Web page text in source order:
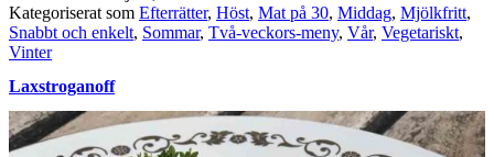
Kategoriserat som Efterrätter, Höst, Mat på 30, Middag, Mjölkfritt,
Snabbt och enkelt, Sommar, Två-veckors-meny, Vår, Vegetariskt,
Vinter
Laxstroganoff